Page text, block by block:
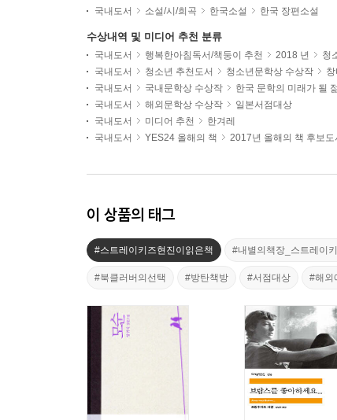
국내도서 소설/시/희곡 한국소설 한국 장편소설
수상내역 및 미디어 추천 분류
국내도서 행복한아침독서/책둥이 추천 2018 년
청
국내도서
청소년 추천도서 청소년문학상 수상작
국내도서
국내문학상 수상작
한국 문학의 미래가 될
국내도서
해외문학상 수상작
일본서점대상
국내도서
미디어 추천
한겨레
국내도서
YES24 올해의 책 2017년 올해의 책 후보도
이 상품의 태그
#스트레이키즈현진이읽은책 #내별의책장_스트레이
#북클러버의선택 #방탄책방 #서점대상 #해외